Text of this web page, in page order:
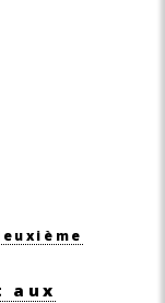
aux